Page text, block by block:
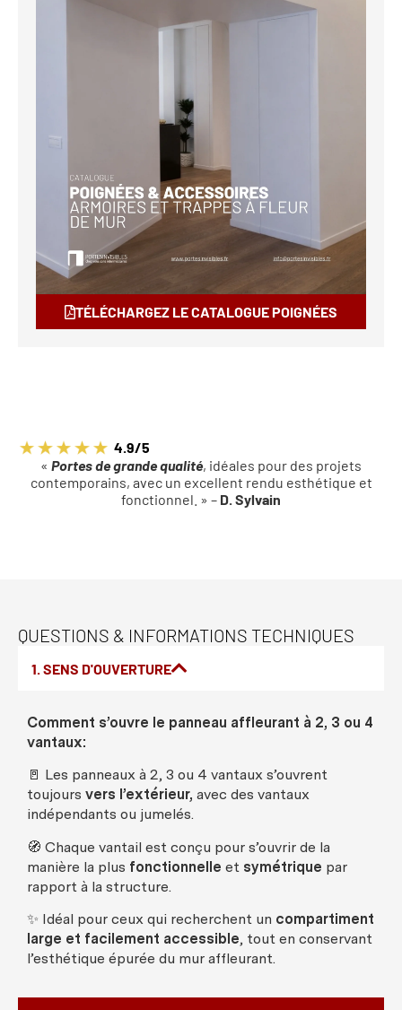
TÉLÉCHARGEZ LE CATALOGUE POIGNÉES
4.9/5
« Portes de grande qualité, idéales pour des projets
contemporains, avec un excellent rendu esthétique et
fonctionnel. » – D. Sylvain
QUESTIONS & INFORMATIONS TECHNIQUES
1. SENS D'OUVERTURE
Comment s’ouvre le panneau affleurant à 2, 3 ou 4
vantaux:
🚪 Les panneaux à 2, 3 ou 4 vantaux s’ouvrent
toujours vers l’extérieur, avec des vantaux
indépendants ou jumelés.
🧭 Chaque vantail est conçu pour s’ouvrir de la
manière la plus fonctionnelle et symétrique par
rapport à la structure.
✨ Idéal pour ceux qui recherchent un compartiment
large et facilement accessible, tout en conservant
l’esthétique épurée du mur affleurant.